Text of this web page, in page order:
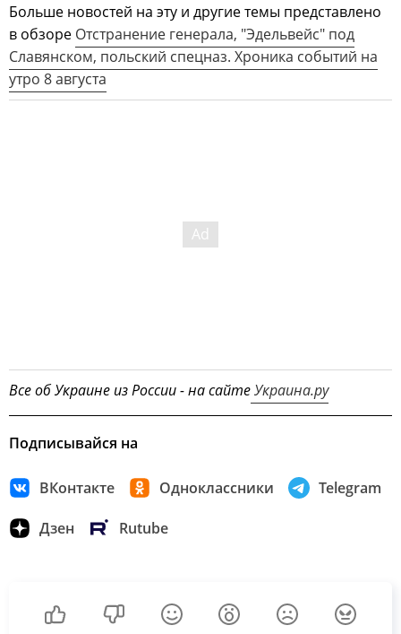
Больше новостей на эту и другие темы представлено
в обзоре Отстранение генерала, "Эдельвейс" под
Славянском, польский спецназ. Хроника событий на
утро 8 августа
Все об Украине из России - на сайтеУкраина.ру
Подписывайся на
ВКонтакте Одноклассники Telegram
Дзен Rutube